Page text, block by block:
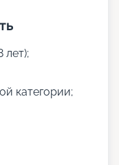
лет);
категории;